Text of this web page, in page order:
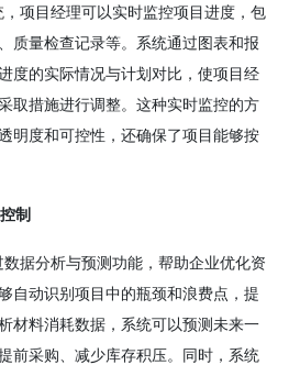
，项目经理可以实时监控项目进度，包
质量检查记录等。系统通过图表和报
度的实际情况与计划对比，使项目经
取措施进行调整。这种实时监控的方
明度和可控性，还确保了项目能够按
制
据分析与预测功能，帮助企业优化资
自动识别项目中的瓶颈和浪费点，提
材料消耗数据，系统可以预测未来一
前采购、减少库存积压。同时，系统